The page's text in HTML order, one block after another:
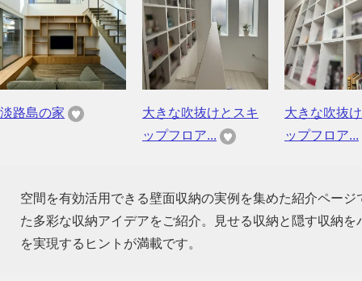
淡路島の家
大きな吹抜けとスキ
ップフロア...
大きな吹抜
ップフロア...
空間を有効活用できる壁面収納の実例を集めた紹介ペー
た多彩な収納アイデアをご紹介。見せる収納と隠す収納
を実現するヒントが満載です。